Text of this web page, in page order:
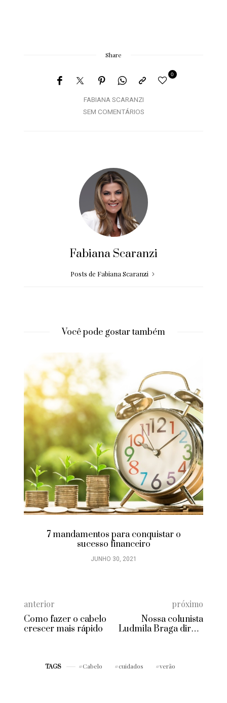
Share
FABIANA SCARANZI
0
SEM COMENTÁRIOS
Fabiana Scaranzi
Posts de Fabiana Scaranzi
Você pode gostar também
7 mandamentos para conquistar o
sucesso financeiro
JUNHO 30, 2021
anterior
Como fazer o cabelo
crescer mais rápido
próximo
Nossa colunista
Ludmila Braga direto
TAGS Cabelo cuidados verão